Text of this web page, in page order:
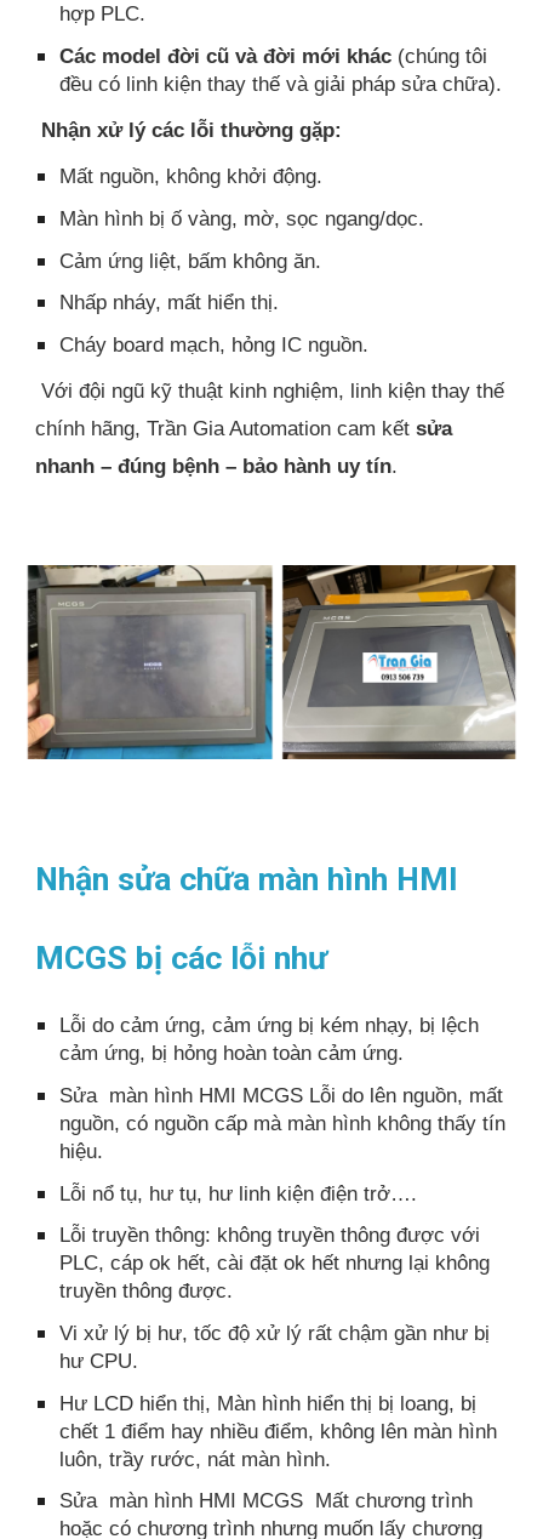
hợp PLC.
Các model đời cũ và đời mới khác (chúng tôi
đều có linh kiện thay thế và giải pháp sửa chữa).
Nhận xử lý các lỗi thường gặp:
Mất nguồn, không khởi động.
Màn hình bị ố vàng, mờ, sọc ngang/dọc.
Cảm ứng liệt, bấm không ăn.
Nhấp nháy, mất hiển thị.
Cháy board mạch, hỏng IC nguồn.
Với đội ngũ kỹ thuật kinh nghiệm, linh kiện thay thế
chính hãng, Trần Gia Automation cam kếtsửa
nhanh – đúng bệnh – bảo hành uy tín.
Nhận sửa chữa màn hình HMI
MCGS bị các lỗi như
Lỗi do cảm ứng, cảm ứng bị kém nhạy, bị lệch
cảm ứng, bị hỏng hoàn toàn cảm ứng.
Sửa màn hình HMI MCGS Lỗi do lên nguồn, mất
nguồn, có nguồn cấp mà màn hình không thấy tín
hiệu.
Lỗi nổ tụ, hư tụ, hư linh kiện điện trở….
Lỗi truyền thông: không truyền thông được với
PLC, cáp ok hết, cài đặt ok hết nhưng lại không
truyền thông được.
Vi xử lý bị hư, tốc độ xử lý rất chậm gần như bị
hư CPU.
Hư LCD hiển thị, Màn hình hiển thị bị loang, bị
chết 1 điểm hay nhiều điểm, không lên màn hình
luôn, trầy rước, nát màn hình.
Sửa màn hình HMI MCGS Mất chương trình
hoặc có chương trình nhưng muốn lấy chương